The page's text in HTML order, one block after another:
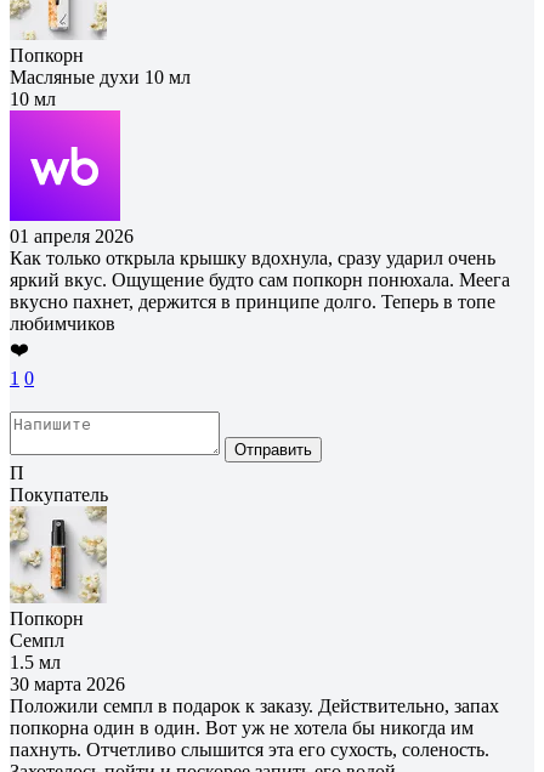
Попкорн
Масляные духи 10 мл
10 мл
01 апреля 2026
Как только открыла крышку вдохнула, сразу ударил очень
яркий вкус. Ощущение будто сам попкорн понюхала. Меега
вкусно пахнет, держится в принципе долго. Теперь в топе
любимчиков
❤️
1 0
Отправить
П
Покупатель
Попкорн
Семпл
1.5 мл
30 марта 2026
Положили семпл в подарок к заказу. Действительно, запах
попкорна один в один. Вот уж не хотела бы никогда им
пахнуть. Отчетливо слышится эта его сухость, соленость.